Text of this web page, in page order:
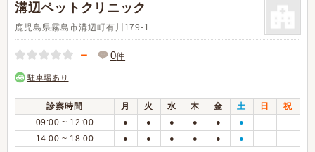
溝辺ペットクリニック
鹿児島県霧島市溝辺町有川179-1
－ 0件
駐車場あり
診察時間 月 火 水 木 金 土 日
祝
09:00 ~ 12:00
● ● ● ● ● ●
14:00 ~ 18:00 ● ● ● ● ● ●